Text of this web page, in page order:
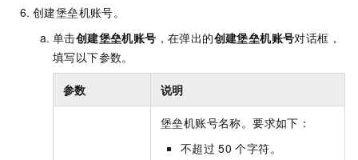
创建堡垒机账号。
单击创建堡垒机账号 ，在弹出的创建堡垒机账号对话框，
填写以下参数。
参数 说明
堡垒机账号名称。要求如下：
不超过 50 个字符。